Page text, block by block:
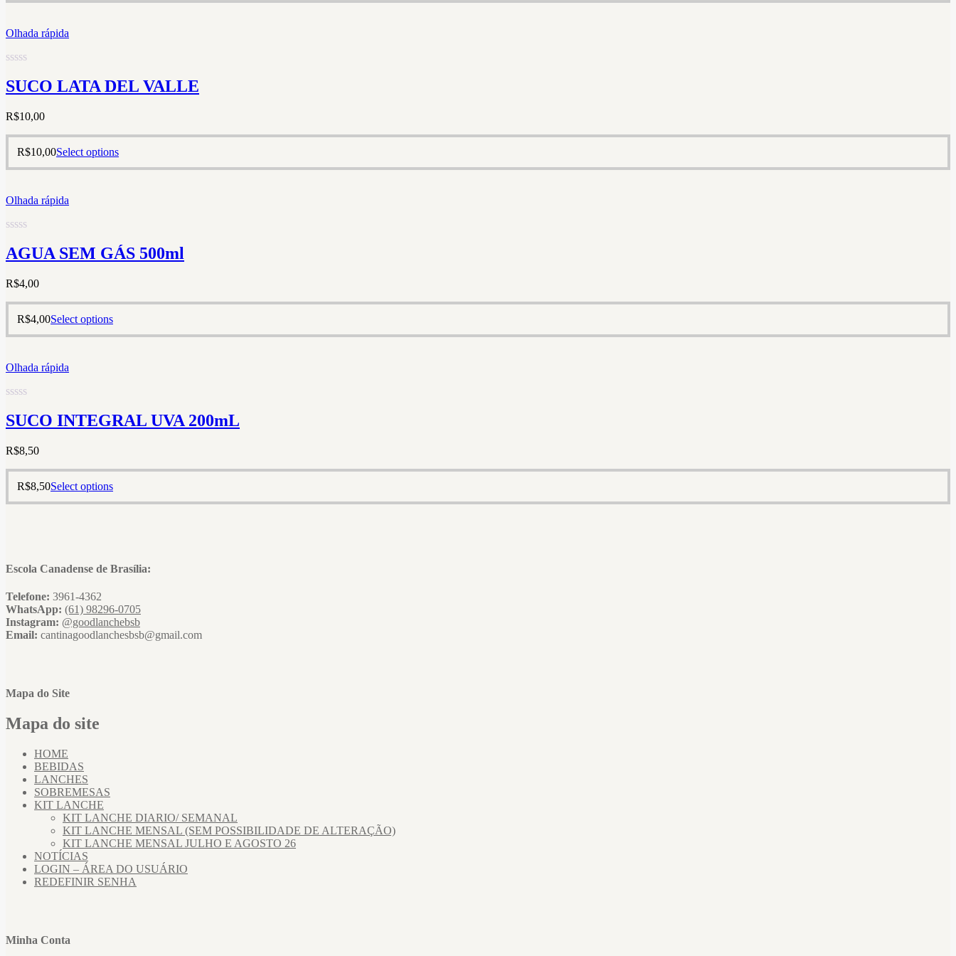
Olhada rápida
0
out
5
SUCO LATA DEL VALLE
R$10,00
R$10,00Select options
Olhada rápida
0
out
5
AGUA SEM GÁS 500ml
R$4,00
R$4,00Select options
Olhada rápida
0
out
5
SUCO INTEGRAL UVA 200mL
R$8,50
R$8,50Select options
Escola Canadense de Brasília:
Telefone: 3961-4362
WhatsApp: (61) 98296-0705
Instagram: @goodlanchebsb
Email: cantinagoodlanchesbsb@gmail.com
Mapa do Site
Mapa do site
HOME
BEBIDAS
LANCHES
SOBREMESAS
KIT LANCHE
KIT LANCHE DIARIO/ SEMANAL
KIT LANCHE MENSAL (SEM POSSIBILIDADE DE ALTERAÇÃO)
KIT LANCHE MENSAL JULHO E AGOSTO 26
NOTÍCIAS
LOGIN – ÁREA DO USUÁRIO
REDEFINIR SENHA
Minha Conta